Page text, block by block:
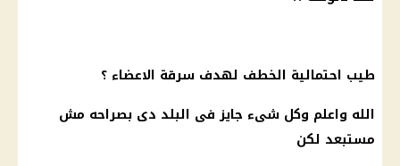
طيب احتمالية الخطف لهدف سرقة الاعضاء ؟
الله واعلم وكل شىء جايز فى البلد دى بصراحه مش
مستبعد لكن